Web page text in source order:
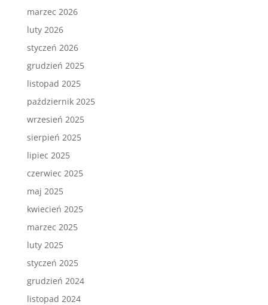
marzec 2026
luty 2026
styczeń 2026
grudzień 2025
listopad 2025
październik 2025
wrzesień 2025
sierpień 2025
lipiec 2025
czerwiec 2025
maj 2025
kwiecień 2025
marzec 2025
luty 2025
styczeń 2025
grudzień 2024
listopad 2024